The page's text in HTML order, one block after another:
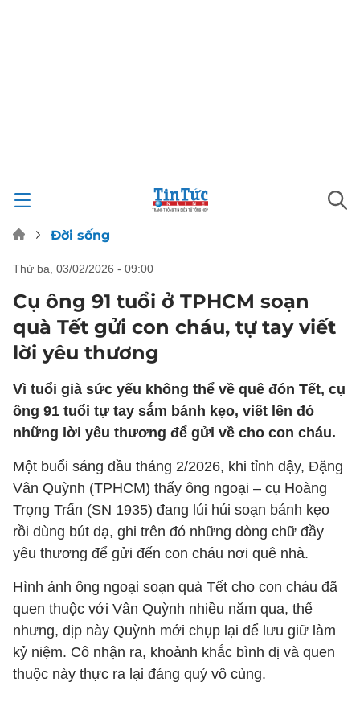
Đời sống
thứ ba, 03/02/2026 - 09:00
Cụ ông 91 tuổi ở TPHCM soạn
quà Tết gửi con cháu, tự tay viết
lời yêu thương
Vì tuổi già sức yếu không thể về quê đón Tết, cụ
ông 91 tuổi tự tay sắm bánh kẹo, viết lên đó
những lời yêu thương để gửi về cho con cháu.
Một buổi sáng đầu tháng 2/2026, khi tỉnh dậy, Đặng
Vân Quỳnh (TPHCM) thấy ông ngoại – cụ Hoàng
Trọng Trấn (SN 1935) đang lúi húi soạn bánh kẹo
rồi dùng bút dạ, ghi trên đó những dòng chữ đầy
yêu thương để gửi đến con cháu nơi quê nhà.
Hình ảnh ông ngoại soạn quà Tết cho con cháu đã
quen thuộc với Vân Quỳnh nhiều năm qua, thế
nhưng, dịp này Quỳnh mới chụp lại để lưu giữ làm
kỷ niệm. Cô nhận ra, khoảnh khắc bình dị và quen
thuộc này thực ra lại đáng quý vô cùng.